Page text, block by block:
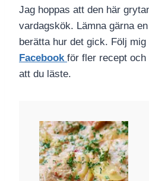
Jag hoppas att den här
vardagskök. Lämna gärna
berätta hur det gick. Följ mig
Facebook för fler recept
att du läste.